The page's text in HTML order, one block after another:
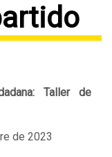
Taller de
de 2023